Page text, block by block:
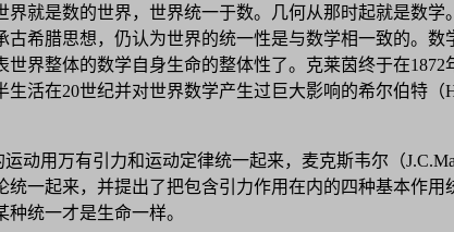
就是数的世界，世界统一于数。几何从那时起就是数学
希腊思想，仍认为世界的统一性是与数学相一致的。数
界整体的数学自身生命的整体性了。克莱茵终于在
活在20世纪并对世界数学产生过巨大影响的希尔伯特
动用万有引力和运动定律统一起来，麦克斯韦尔（
一起来，并提出了把包含引力作用在内的四种基本作
统一才是生命一样。